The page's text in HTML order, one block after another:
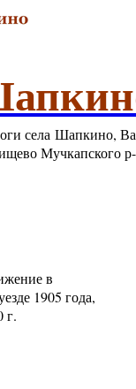
села Шапкино,
Мучкапского
в
1905 года,
г.